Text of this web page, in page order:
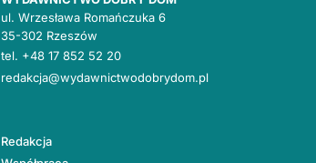
ul. Wrzesława Romańczuka 6
35-302 Rzeszów
tel. +48 17 852 52 20
redakcja@wydawnictwodobrydom.pl
Redakcja